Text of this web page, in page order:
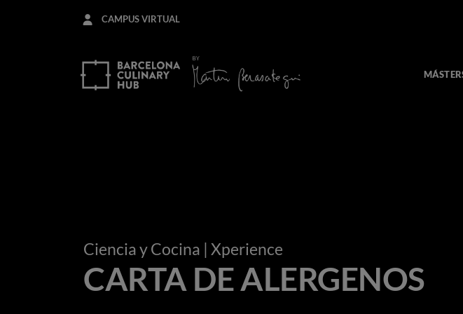
CAMPUS VIRTUAL
Ciencia y Cocina | Xperience
CARTA DE ALERGENOS